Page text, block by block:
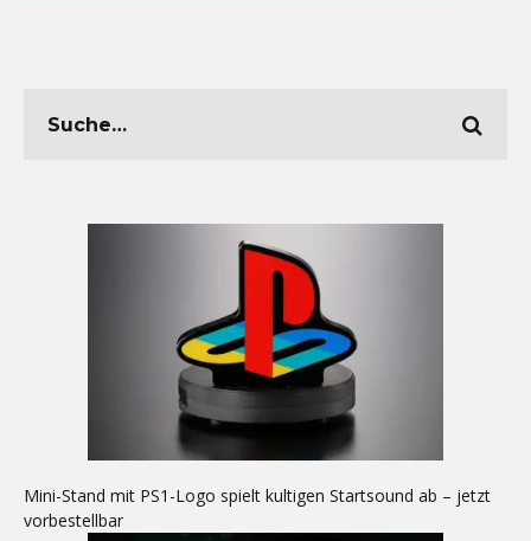
Mini-Stand mit PS1-Logo spielt kultigen Startsound ab – jetzt
vorbestellbar